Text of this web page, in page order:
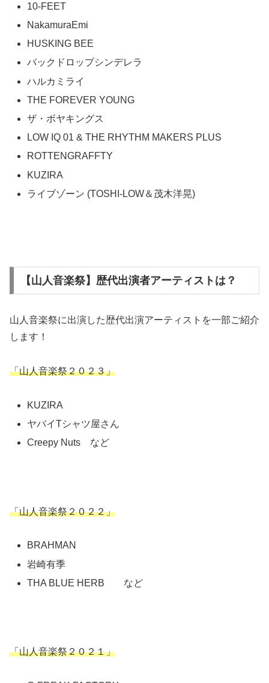
10-FEET
NakamuraEmi
HUSKING BEE
バックドロップシンデレラ
ハルカミライ
THE FOREVER YOUNG
ザ・ボヤキングス
LOW IQ 01 & THE RHYTHM MAKERS PLUS
ROTTENGRAFFTY
KUZIRA
ライブゾーン (TOSHI-LOW＆茂木洋晃)
【山人音楽祭】歴代出演者アーティストは？
山人音楽祭に出演した歴代出演アーティストを一部ご紹介
します！
「山人音楽祭２０２３」
KUZIRA
ヤバイTシャツ屋さん
Creepy Nuts など
「山人音楽祭２０２２」
BRAHMAN
岩崎有季
THA BLUE HERB など
「山人音楽祭２０２１」